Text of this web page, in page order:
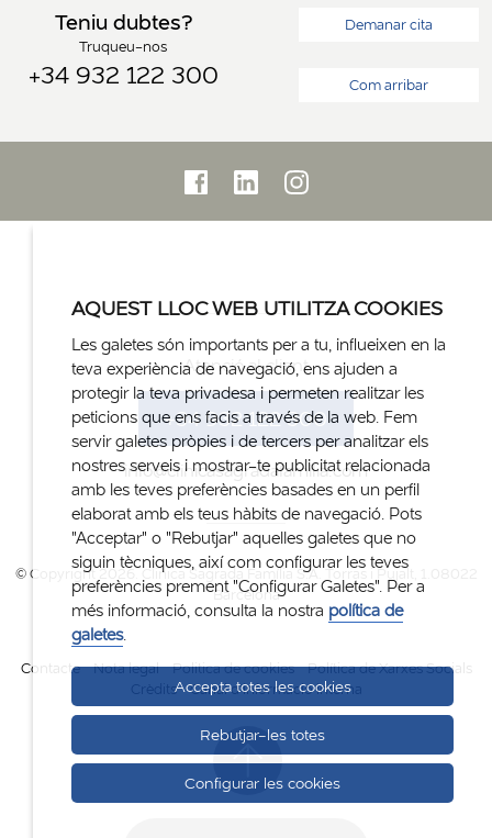
Teniu dubtes?
Truqueu-nos
+34 932 122 300
Demanar cita
Com arribar
Atenció al client
+34 932 122 300
info@clinicasagradafamilia.com
© Copyright 2026. Clinica Sagrada Família S.A. Torras i Pujalt, 1.08022
Barcelona
Contacte Nota legal Politica de cookies
Política de Xarxes Socials
Crèdits
Canal d'informació interna
AQUEST LLOC WEB UTILITZA COOKIES
Les galetes són importants per a tu, influeixen en la
teva experiència de navegació, ens ajuden a
protegir la teva privadesa i permeten realitzar les
peticions que ens facis a través de la web. Fem
servir galetes pròpies i de tercers per analitzar els
nostres serveis i mostrar-te publicitat relacionada
amb les teves preferències basades en un perfil
elaborat amb els teus hàbits de navegació. Pots
"Acceptar" o "Rebutjar" aquelles galetes que no
siguin tècniques, així com configurar les teves
preferències prement "Configurar Galetes". Per a
més informació, consulta la nostra política de
galetes.
Accepta totes les cookies
Rebutjar-les totes
Configurar les cookies